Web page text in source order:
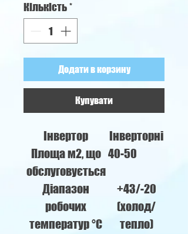
Кількість*
Додати в корзину
Купувати
Інвертор
Інверторні
Площа м2, що
обслуговується
40-50
Діапазон
робочих
температур °C
+43/-20
(холод/
тепло)